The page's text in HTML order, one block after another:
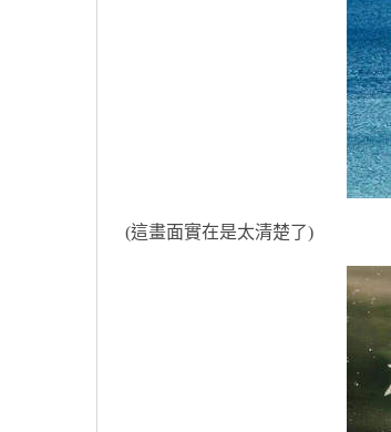
(這畫面實在是太清楚了)